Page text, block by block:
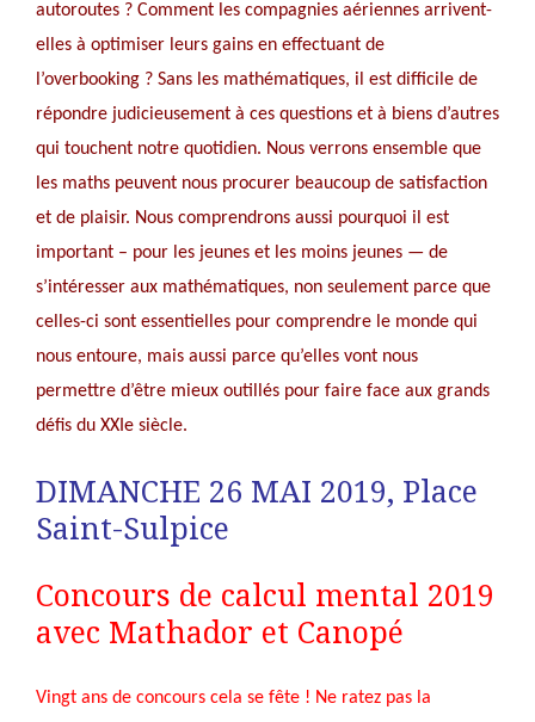
autoroutes ? Comment les compagnies aériennes arrivent-
elles à optimiser leurs gains en effectuant de
l’overbooking ? Sans les mathématiques, il est difficile de
répondre judicieusement à ces questions et à biens d’autres
qui touchent notre quotidien. Nous verrons ensemble que
les maths peuvent nous procurer beaucoup de satisfaction
et de plaisir. Nous comprendrons aussi pourquoi il est
important – pour les jeunes et les moins jeunes — de
s’intéresser aux mathématiques, non seulement parce que
celles-ci sont essentielles pour comprendre le monde qui
nous entoure, mais aussi parce qu’elles vont nous
permettre d’être mieux outillés pour faire face aux grands
défis du XXIe siècle.
DIMANCHE 26 MAI 2019, Place
Saint-Sulpice
Concours de calcul mental 2019
avec Mathador et Canopé
Vingt ans de concours cela se fête ! Ne ratez pas la